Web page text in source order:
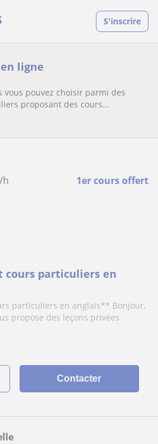
S'inscrire
ligne
vous pouvez choisir parmi des
proposant des cours
/h 1er cours offert
cours particuliers en
particuliers en anglais** Bonjour,
propose des leçons privées
Contacter